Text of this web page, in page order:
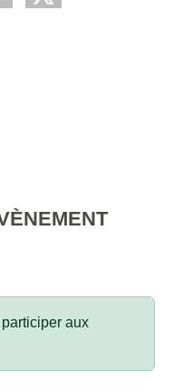
aux